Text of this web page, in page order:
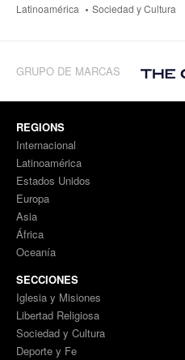
Latinoamérica Sociedad y Cultura
GRUPO DE MARCAS
REGIONS
Internacional
Latinoamérica
Estados Unidos
Europa
Asia
África
Oceanía
SECCIONES
Iglesia y Misiones
Libertad Religiosa
Sociedad y Cultura
Deporte y Fe